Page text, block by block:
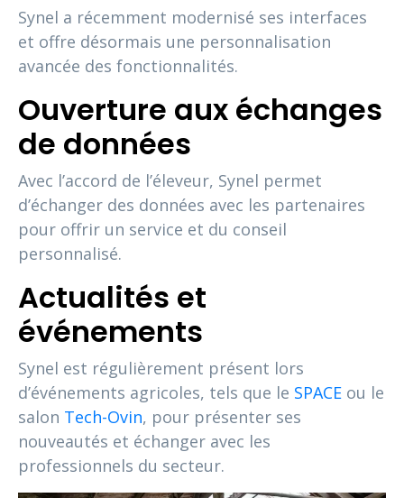
Synel a récemment modernisé ses interfaces
et offre désormais une personnalisation
avancée des fonctionnalités.
Ouverture aux échanges
de données
Avec l’accord de l’éleveur, Synel permet
d’échanger des données avec les partenaires
pour offrir un service et du conseil
personnalisé.
Actualités et
événements
Synel est régulièrement présent lors
d’événements agricoles, tels que le SPACE ou le
salon Tech-Ovin, pour présenter ses
nouveautés et échanger avec les
professionnels du secteur.